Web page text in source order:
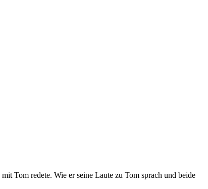
Tom redete. Wie er seine Laute zu Tom sprach und beide